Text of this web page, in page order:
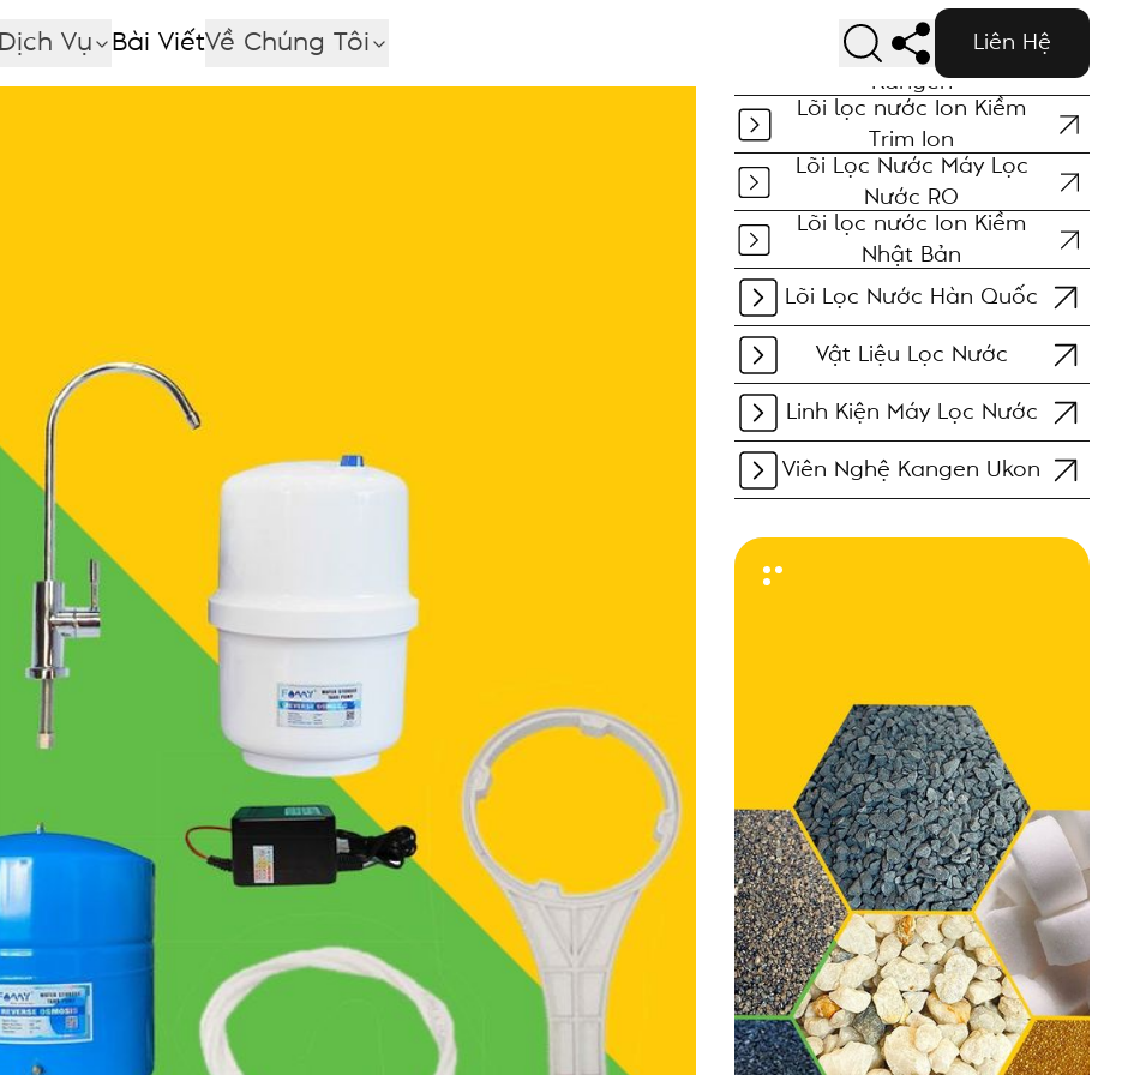
Dịch Vụ Bài ViếtVề Chúng Tôi Liên Hệ
Lõi lọc nước Ion Kiềm
Kangen
Lõi lọc nước Ion Kiềm
Trim Ion
Lõi Lọc Nước Máy Lọc
Nước RO
Lõi lọc nước Ion Kiềm
Nhật Bản
Lõi Lọc Nước Hàn Quốc
Vật Liệu Lọc Nước
Linh Kiện Máy Lọc Nước
Viên Nghệ Kangen Ukon